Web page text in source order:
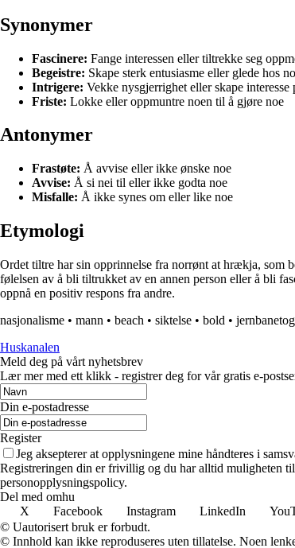
Synonymer
Fascinere: Fange interessen eller tiltrekke seg
Begeistre: Skape sterk entusiasme eller glede hos
Intrigere: Vekke nysgjerrighet eller skape
Friste: Lokke eller oppmuntre noen til å gjøre noe
Antonymer
Frastøte: Å avvise eller ikke ønske noe
Avvise: Å si nei til eller ikke godta noe
Misfalle: Å ikke synes om eller like noe
Etymologi
Ordet tiltre har sin opprinnelse fra norrønt at hrækja, som
følelsen av å bli tiltrukket av en annen person eller å bli
oppnå en positiv respons fra andre.
nasjonalisme • mann • beach • siktelse • bold • jernbanetog
Huskanalen
Meld deg på vårt nyhetsbrev
Lær mer med ett klikk - registrer deg for vår gratis e-
Din e-postadresse
Register
Jeg aksepterer at opplysningene mine håndteres i
Registreringen din er frivillig og du har alltid muligheten
personopplysningspolicy.
Del med omhu
X
Facebook Instagram LinkedIn
© Uautorisert bruk er forbudt.
© Innhold kan ikke reproduseres uten tillatelse. Noen